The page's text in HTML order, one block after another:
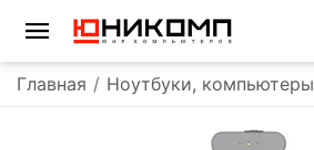
Главная / Ноутбуки, компьютеры